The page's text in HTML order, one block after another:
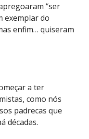
“ser
exemplar do
enfim… quiseram
a ter
como nós
padrecas que
décadas.